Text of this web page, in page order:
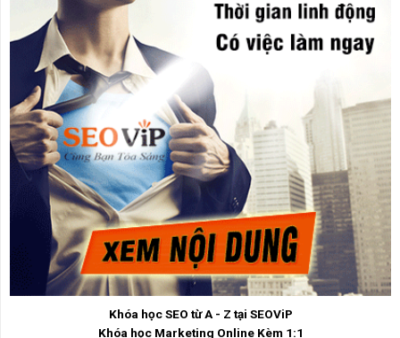
Khóa học SEO từ A - Z tại SEOViP
Khóa học Marketing Online Kèm 1:1